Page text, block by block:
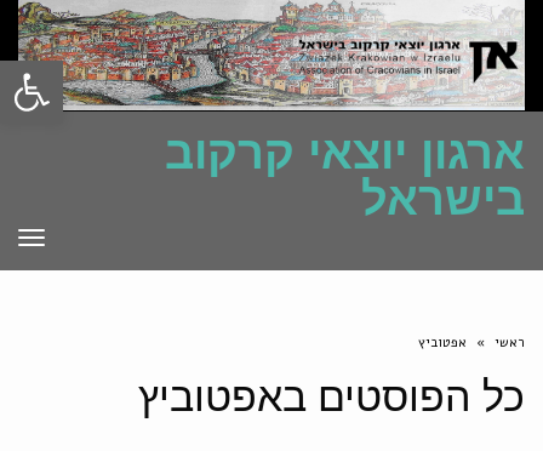
פתח
ארגון יוצאי קרקוב
בישראל
ראשי » אפטוביץ
כל הפוסטים באפטוביץ